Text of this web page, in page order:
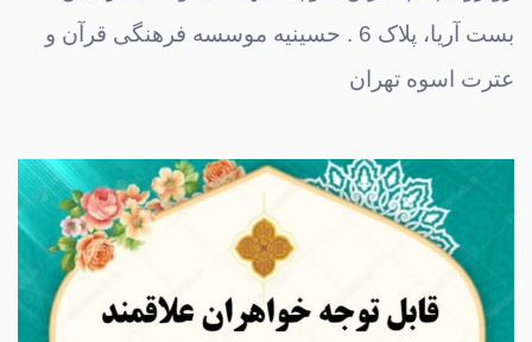
بست آریا، پلاک 6 . حسینیه موسسه فرهنگی قرآن و
عترت اسوه تهران